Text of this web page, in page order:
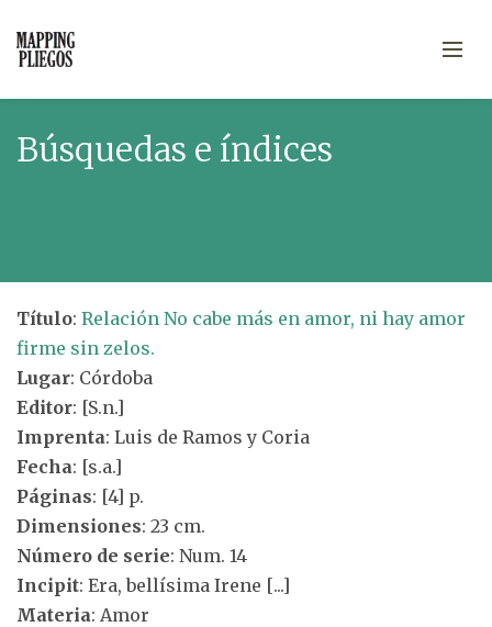
Búsquedas e índices
Título: Relación No cabe más en amor, ni hay amor
firme sin zelos.
Lugar: Córdoba
Editor: [S.n.]
Imprenta: Luis de Ramos y Coria
Fecha: [s.a.]
Páginas: [4] p.
Dimensiones: 23 cm.
Número de serie: Num. 14
Incipit: Era, bellísima Irene [...]
Materia: Amor